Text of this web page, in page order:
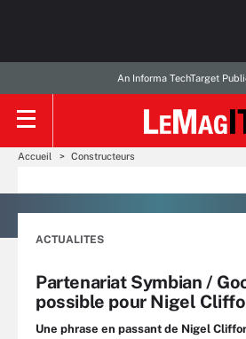
An Informa TechTarget
Accueil Constructeurs
ACTUALITES
Partenariat Symbian /
possible pour Nigel
Une phrase en passant de Nigel